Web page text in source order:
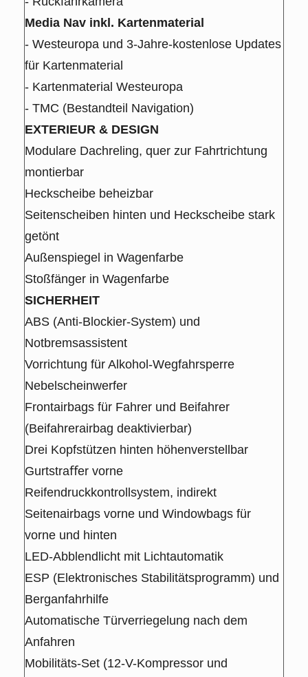
Media Nav inkl. Kartenmaterial
- Westeuropa und 3-Jahre-kostenlose Updates
für Kartenmaterial
- Kartenmaterial Westeuropa
- TMC (Bestandteil Navigation)
EXTERIEUR & DESIGN
Modulare Dachreling, quer zur Fahrtrichtung
montierbar
Heckscheibe beheizbar
Seitenscheiben hinten und Heckscheibe stark
getönt
Außenspiegel in Wagenfarbe
Stoßfänger in Wagenfarbe
SICHERHEIT
ABS (Anti-Blockier-System) und
Notbremsassistent
Vorrichtung für Alkohol-Wegfahrsperre
Nebelscheinwerfer
Frontairbags für Fahrer und Beifahrer
(Beifahrerairbag deaktivierbar)
Drei Kopfstützen hinten höhenverstellbar
Gurtstraﬀer vorne
Reifendruckkontrollsystem, indirekt
Seitenairbags vorne und Windowbags für
vorne und hinten
LED-Abblendlicht mit Lichtautomatik
ESP (Elektronisches Stabilitätsprogramm) und
Berganfahrhilfe
Automatische Türverriegelung nach dem
Anfahren
Mobilitäts-Set (12-V-Kompressor und